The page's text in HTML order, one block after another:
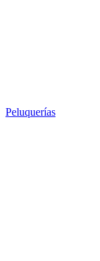
Peluquerías